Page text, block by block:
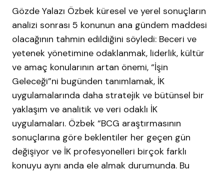
Gözde Yalazı Özbek küresel ve yerel sonuçların
analizi sonrası 5 konunun ana gündem maddesi
olacağının tahmin edildiğini söyledi: Beceri ve
yetenek yönetimine odaklanmak, liderlik, kültür
ve amaç konularının artan önemi, “İşin
Geleceği”ni bugünden tanımlamak, İK
uygulamalarında daha stratejik ve bütünsel bir
yaklaşım ve analitik ve veri odaklı İK
uygulamaları. Özbek “BCG araştırmasının
sonuçlarına göre beklentiler her geçen gün
değişiyor ve İK profesyonelleri birçok farklı
konuyu aynı anda ele almak durumunda. Bu